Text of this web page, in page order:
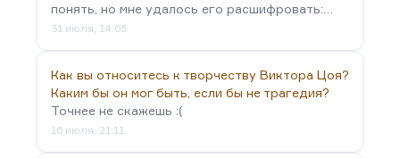
понять, но мне удалось его расшифровать:…
31 июля, 14:05
Как вы относитесь к творчеству Виктора Цоя?
Каким бы он мог быть, если бы не трагедия?
Точнее не скажешь :(
16 июля, 21:11